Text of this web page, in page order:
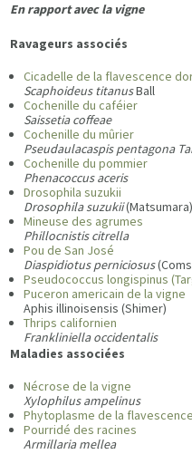
En rapport avec la vigne
Ravageurs associés
Cicadelle de la flavescence
Scaphoideus titanusBall
Cochenille du caféier
Saissetia coffeae
Cochenille du mûrier
Pseudaulacaspis pentagona
Cochenille du pommier
Phenacoccus aceris
Drosophila suzukii
Drosophila suzukii(Matsumara)
Mineuse des agrumes
Phillocnistis citrella
Pou de San José
Diaspidiotus perniciosus
Pseudococcus longispinus
Puceron americain de la vigne
Aphis illinoisensis (Shimer)
Thrips californien
Frankliniella occidentalis
Maladies associées
Nécrose de la vigne
Xylophilus ampelinus
Phytoplasme de la
Pourridé des racines
Armillaria mellea